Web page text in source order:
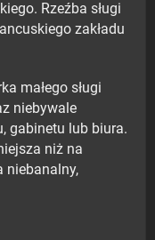
Rzeźba sługi
zakładu
małego sługi
niebywale
gabinetu lub biura.
niż na
niebanalny,